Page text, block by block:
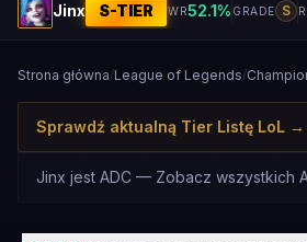
Jinx S-TIER WR52.1% GRADE S
Strona główna/League of Legends/
Sprawdź aktualną Tier Listę LoL →
Jinx jest ADC — Zobacz wszystkich